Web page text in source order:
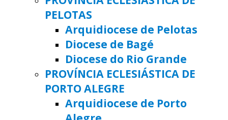
PELOTAS
Arquidiocese de Pelotas
Diocese de Bagé
Diocese do Rio Grande
PROVÍNCIA ECLESIÁSTICA DE
PORTO ALEGRE
Arquidiocese de Porto